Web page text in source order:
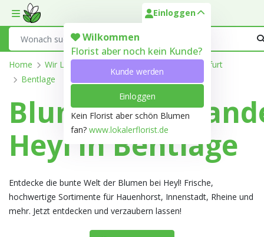
Toggle mobile menu
Einloggen
Wilkommen
Florist aber noch kein Kunde?
Kunde werden
Einloggen
Kein Florist aber schön Blumen
fan? www.lokalerflorist.de
Home Wir Liefern
Steinfurt
Bentlage
Heyl in Bentlage
Entdecke die bunte Welt der Blumen bei Heyl! Frische,
hochwertige Sortimente für Hauenhorst, Innenstadt, Rheine und
mehr. Jetzt entdecken und verzaubern lassen!